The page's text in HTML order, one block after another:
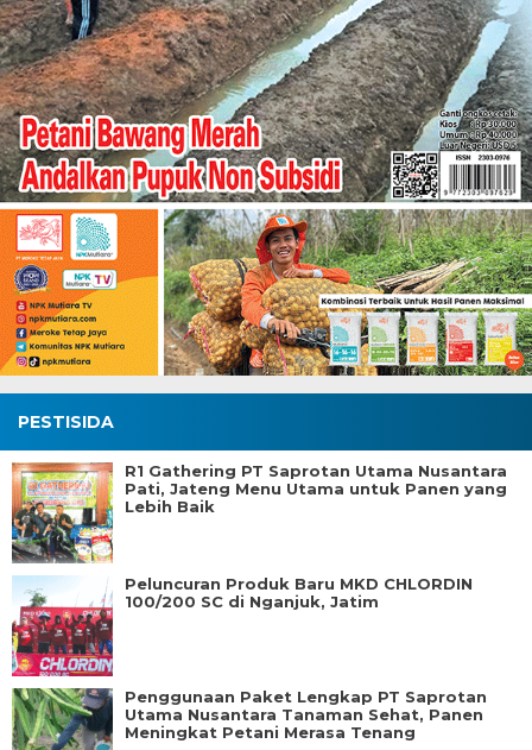
PESTISIDA
R1 Gathering PT Saprotan Utama Nusantara
Pati, Jateng Menu Utama untuk Panen yang
Lebih Baik
Peluncuran Produk Baru MKD CHLORDIN
100/200 SC di Nganjuk, Jatim
Penggunaan Paket Lengkap PT Saprotan
Utama Nusantara Tanaman Sehat, Panen
Meningkat Petani Merasa Tenang